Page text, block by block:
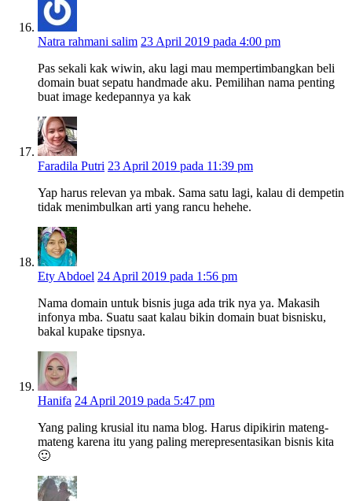
Natra rahmani salim 23 April 2019 pada 4:00 pm
Pas sekali kak wiwin, aku lagi mau mempertimbangkan beli
domain buat sepatu handmade aku. Pemilihan nama penting
buat image kedepannya ya kak
Faradila Putri 23 April 2019 pada 11:39 pm
Yap harus relevan ya mbak. Sama satu lagi, kalau di dempetin
tidak menimbulkan arti yang rancu hehehe.
Ety Abdoel 24 April 2019 pada 1:56 pm
Nama domain untuk bisnis juga ada trik nya ya. Makasih
infonya mba. Suatu saat kalau bikin domain buat bisnisku,
bakal kupake tipsnya.
Hanifa 24 April 2019 pada 5:47 pm
Yang paling krusial itu nama blog. Harus dipikirin mateng-
mateng karena itu yang paling merepresentasikan bisnis kita
🙂